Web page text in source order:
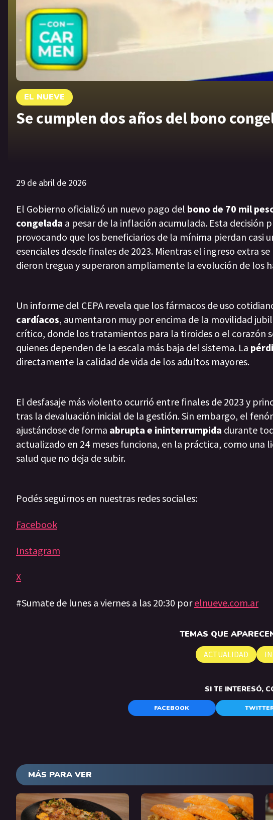
EL NUEVE
Se cumplen dos años del bono
29 de abril de 2026
El Gobierno oficializó un nuevo pago del bono de 70 mil
congelada a pesar de la inflación acumulada. Esta decisión
provocando que los beneficiarios de la mínima pierdan casi
esenciales desde finales de 2023. Mientras el ingreso extra
dieron tregua y superaron ampliamente la evolución de los
Un informe del CEPA revela que los fármacos de uso
cardíacos, aumentaron muy por encima de la movilidad
crítico, donde los tratamientos para la tiroides o el corazón
quienes dependen de la escala más baja del sistema. La
directamente la calidad de vida de los adultos mayores.
El desfasaje más violento ocurrió entre finales de 2023 y
tras la devaluación inicial de la gestión. Sin embargo, el
ajustándose de forma abrupta e ininterrumpida durante
actualizado en 24 meses funciona, en la práctica, como una
salud que no deja de subir.
Podés seguirnos en nuestras redes sociales:
Facebook
Instagram
X
#Sumate de lunes a viernes a las 20:30 porelnueve.com.ar
TEMAS QUE
ACTUALIDAD
SI TE INTERESÓ,
FACEBOOK
MÁS PARA VER